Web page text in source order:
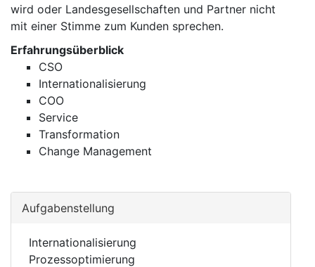
wird oder Landesgesellschaften und Partner nicht
mit einer Stimme zum Kunden sprechen.
Erfahrungsüberblick
CSO
Internationalisierung
COO
Service
Transformation
Change Management
Aufgabenstellung
Internationalisierung
Prozessoptimierung